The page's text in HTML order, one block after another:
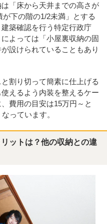
「床から天井までの高さが
下の階の1/2未満」とする
築確認を行う特定行政庁
よっては「小屋裏収納の固
設けられていることもあり
割り切って簡素に仕上げる
えるよう内装を整えるケー
費用の目安は15万円～と
っています。
ットは？他の収納との違